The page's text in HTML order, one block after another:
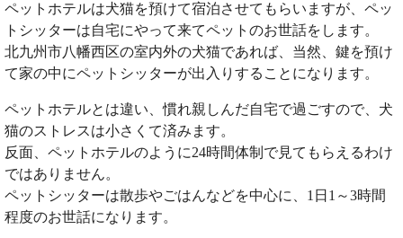
ペットホテルは犬猫を預けて宿泊させてもらいますが、ペッ
トシッターは自宅にやって来てペットのお世話をします。
北九州市八幡西区の室内外の犬猫であれば、当然、鍵を預け
て家の中にペットシッターが出入りすることになります。
ペットホテルとは違い、慣れ親しんだ自宅で過ごすので、犬
猫のストレスは小さくて済みます。
反面、ペットホテルのように24時間体制で見てもらえるわけ
ではありません。
ペットシッターは散歩やごはんなどを中心に、1日1～3時間
程度のお世話になります。